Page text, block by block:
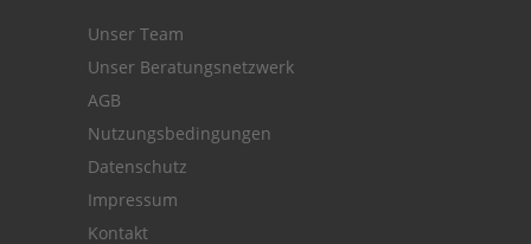
Unser Team
Unser Beratungsnetzwerk
AGB
Nutzungsbedingungen
Datenschutz
Impressum
Kontakt